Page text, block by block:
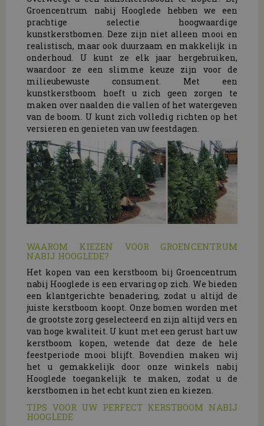
Groencentrum nabij Hooglede hebben we een
prachtige selectie hoogwaardige
kunstkerstbomen. Deze zijn niet alleen mooi en
realistisch, maar ook duurzaam en makkelijk in
onderhoud. U kunt ze elk jaar hergebruiken,
waardoor ze een slimme keuze zijn voor de
milieubewuste consument. Met een
kunstkerstboom hoeft u zich geen zorgen te
maken over naalden die vallen of het watergeven
van de boom. U kunt zich volledig richten op het
versieren en genieten van uw feestdagen.
WAAROM KIEZEN VOOR GROENCENTRUM
NABIJ HOOGLEDE?
Het kopen van een kerstboom bij Groencentrum
nabij Hooglede is een ervaring op zich. We bieden
een klantgerichte benadering, zodat u altijd de
juiste kerstboom koopt. Onze bomen worden met
de grootste zorg geselecteerd en zijn altijd vers en
van hoge kwaliteit. U kunt met een gerust hart uw
kerstboom kopen, wetende dat deze de hele
feestperiode mooi blijft. Bovendien maken wij
het u gemakkelijk door onze winkels nabij
Hooglede toegankelijk te maken, zodat u de
kerstbomen in het echt kunt zien en kiezen.
TIPS VOOR UW PERFECT KERSTBOOM NABIJ
HOOGLEDE